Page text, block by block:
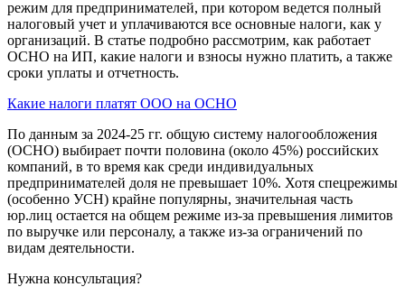
режим для предпринимателей, при котором ведется полный
налоговый учет и уплачиваются все основные налоги, как у
организаций. В статье подробно рассмотрим, как работает
ОСНО на ИП, какие налоги и взносы нужно платить, а также
сроки уплаты и отчетность.
Какие налоги платят ООО на ОСНО
По данным за 2024-25 гг. общую систему налогообложения
(ОСНО) выбирает почти половина (около 45%) российских
компаний, в то время как среди индивидуальных
предпринимателей доля не превышает 10%. Хотя спецрежимы
(особенно УСН) крайне популярны, значительная часть
юр.лиц остается на общем режиме из-за превышения лимитов
по выручке или персоналу, а также из-за ограничений по
видам деятельности.
Нужна консультация?